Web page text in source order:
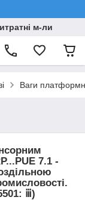
м-ли
Ваги
7.1 -
ⅲ)